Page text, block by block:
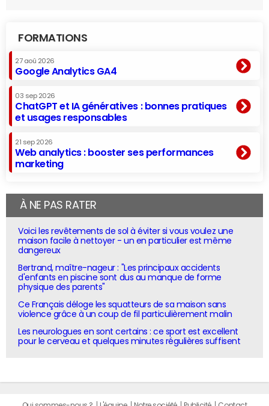
FORMATIONS
27 aoû 2026
Google Analytics GA4
03 sep 2026
ChatGPT et IA génératives : bonnes pratiques
et usages responsables
21 sep 2026
Web analytics : booster ses performances
marketing
À NE PAS RATER
Voici les revêtements de sol à éviter si vous voulez une
maison facile à nettoyer - un en particulier est même
dangereux
Bertrand, maître-nageur : "Les principaux accidents
d'enfants en piscine sont dus au manque de forme
physique des parents"
Ce Français déloge les squatteurs de sa maison sans
violence grâce à un coup de fil particulièrement malin
Les neurologues en sont certains : ce sport est excellent
pour le cerveau et quelques minutes régulières suffisent